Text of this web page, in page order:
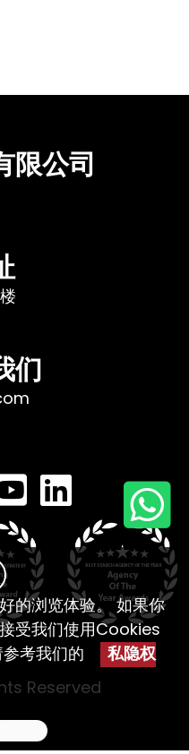
限公司
们
Reserved
的浏览体验。 如果你
受我们使用Cookies
参考我们的
私隐权